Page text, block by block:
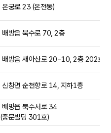
온궁로 23 (온천동)
배방읍 북수로 70, 2층
배방읍 새아산로 20-10, 2층 202호
신창면 순천향로 14, 지하1층
배방읍 북수서로 34
(중문빌딩 301호)